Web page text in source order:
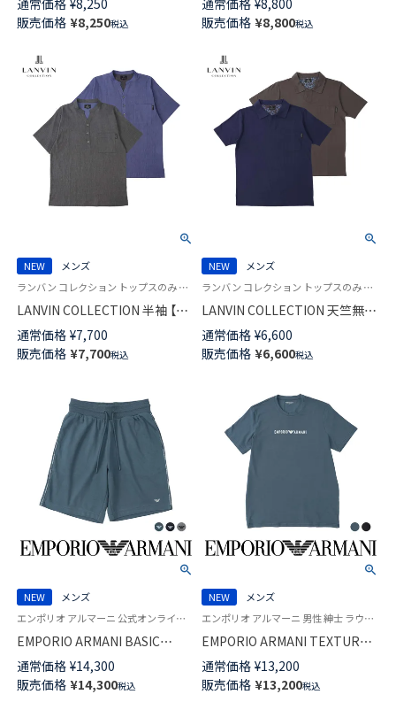
イズ】 スウェットパンツ 半ズボ
ン メンズ 【ボトムスのみ】
通常価格 ¥8,250
販売価格 ¥8,250税込
製 メンズ パジャマ 【トップスの
み】 54465014
通常価格 ¥8,800
販売価格 ¥8,800税込
NEW
メンズ
ランバン コレクション トップスのみ 部屋着 男性 紳士 ラウンジウェア
LANVIN COLLECTION 半袖 【M
Lサイズ】 シャンブレー楊柳 日
本製 メンズ パジャマ54464014
通常価格 ¥7,700
販売価格 ¥7,700税込
NEW
メンズ
ランバン コレクション トップスのみ 部屋着 男性 紳士 紳士 ラウンジウェアパジャマ
LANVIN COLLECTION 天竺無地
アロハ 半袖 Tシャツ 【M Lサイ
ズ】メンズ 54464011
通常価格 ¥6,600
販売価格 ¥6,600税込
NEW
メンズ
エンポリオ アルマーニ 公式オンラインショップ 紳士 ラウンジウェア
EMPORIO ARMANI BASIC
TERRY バミューダパンツ ベー
シック テリー ハーフパンツ メ
ンズ 男性 メンズ EUサイズ
通常価格 ¥14,300
販売価格 ¥14,300税込
NEW
メンズ
エンポリオ アルマーニ 男性 紳士 ラウンジウェア
EMPORIO ARMANI TEXTURED
LOGOBAND テクスチャード ロ
ゴバンド 半袖 Tシャツ EUサイ
ズ メンズ 54060557
通常価格 ¥13,200
販売価格 ¥13,200税込